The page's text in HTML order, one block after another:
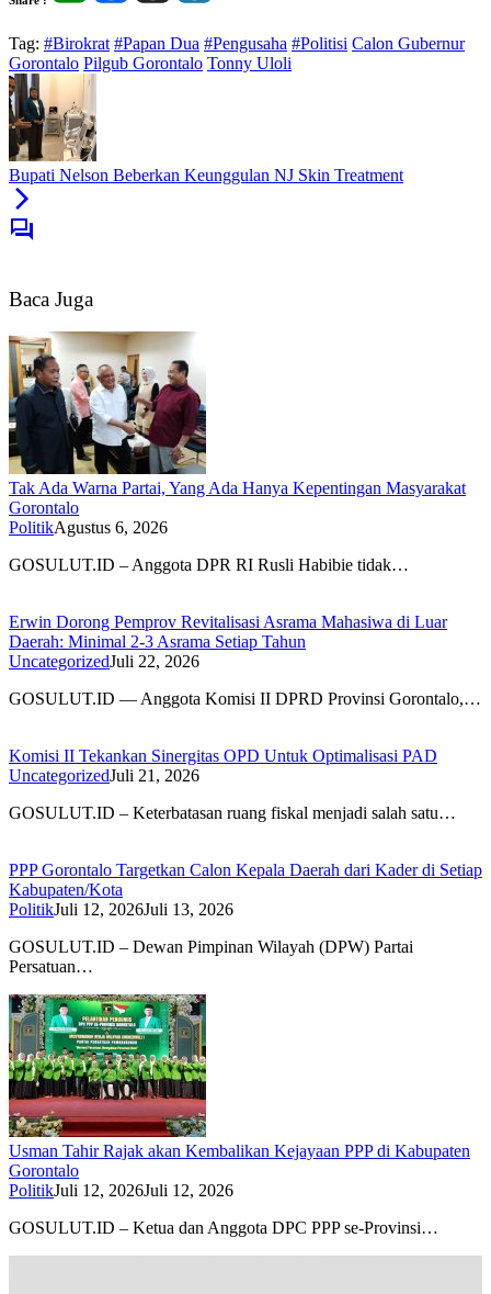
Tag: #Birokrat #Papan Dua #Pengusaha #Politisi Calon Gubernur
Gorontalo Pilgub Gorontalo Tonny Uloli
Bupati Nelson Beberkan Keunggulan NJ Skin Treatment
Baca Juga
Tak Ada Warna Partai, Yang Ada Hanya Kepentingan Masyarakat
Gorontalo
PolitikAgustus 6, 2026
GOSULUT.ID – Anggota DPR RI Rusli Habibie tidak…
Erwin Dorong Pemprov Revitalisasi Asrama Mahasiwa di Luar
Daerah: Minimal 2-3 Asrama Setiap Tahun
UncategorizedJuli 22, 2026
GOSULUT.ID — Anggota Komisi II DPRD Provinsi Gorontalo,…
Komisi II Tekankan Sinergitas OPD Untuk Optimalisasi PAD
UncategorizedJuli 21, 2026
GOSULUT.ID – Keterbatasan ruang fiskal menjadi salah satu…
PPP Gorontalo Targetkan Calon Kepala Daerah dari Kader di Setiap
Kabupaten/Kota
PolitikJuli 12, 2026Juli 13, 2026
GOSULUT.ID – Dewan Pimpinan Wilayah (DPW) Partai
Persatuan…
Usman Tahir Rajak akan Kembalikan Kejayaan PPP di Kabupaten
Gorontalo
PolitikJuli 12, 2026Juli 12, 2026
GOSULUT.ID – Ketua dan Anggota DPC PPP se-Provinsi…